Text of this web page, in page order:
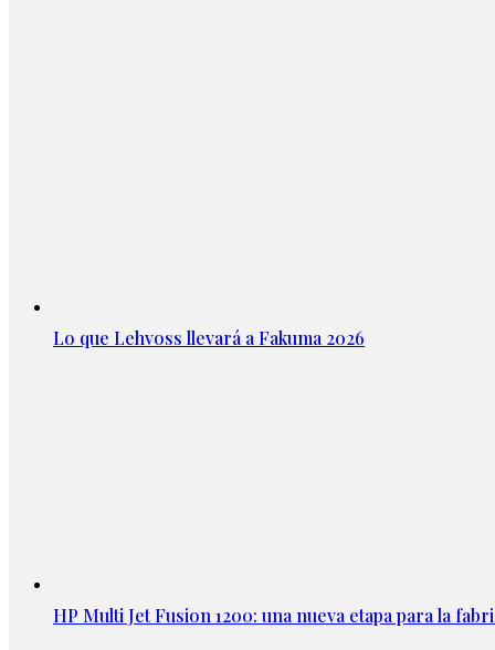
Lo que Lehvoss llevará a Fakuma 2026
HP Multi Jet Fusion 1200: una nueva etapa para la